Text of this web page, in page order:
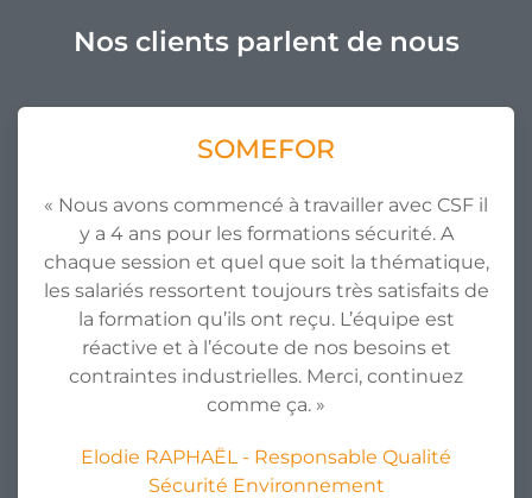
Nos clients parlent de nous
SOMEFOR
« Nous avons commencé à travailler avec CSF il
y a 4 ans pour les formations sécurité. A
chaque session et quel que soit la thématique,
les salariés ressortent toujours très satisfaits de
la formation qu’ils ont reçu. L’équipe est
réactive et à l’écoute de nos besoins et
contraintes industrielles. Merci, continuez
comme ça. »
Elodie RAPHAËL - Responsable Qualité
Sécurité Environnement